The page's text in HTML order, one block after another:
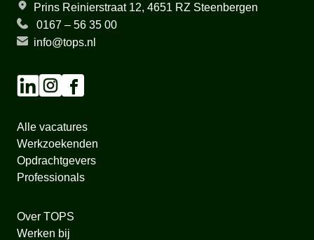
Prins Reinierstraat 12, 4651 RZ Steenbergen
0167 – 56 35 00
info@tops.nl
Alle vacatures
Werkzoekenden
Opdrachtgevers
Professionals
Over TOPS
Werken bij